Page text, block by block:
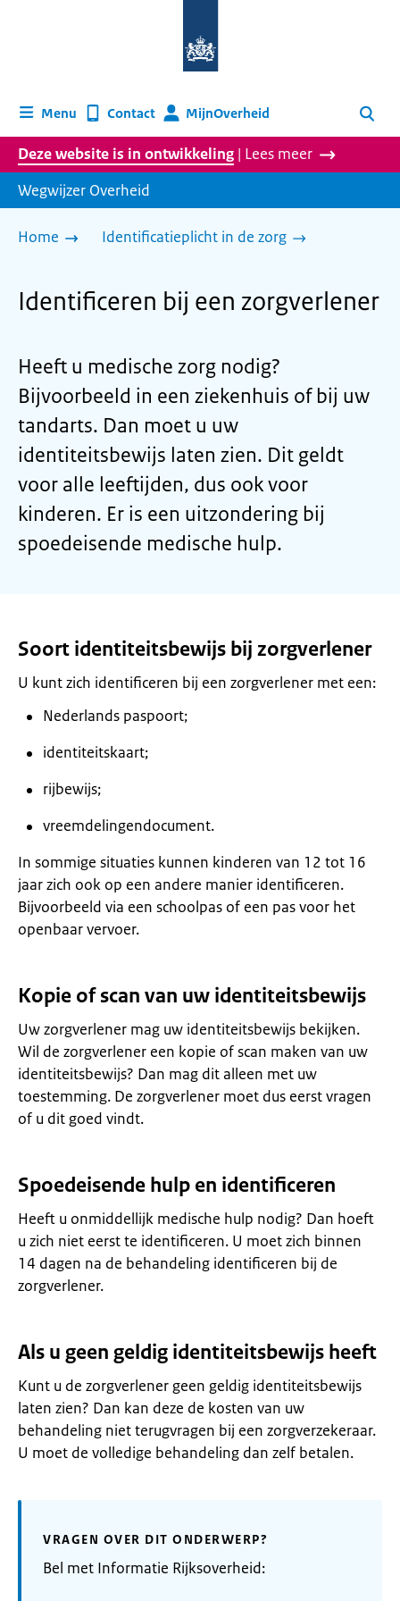
homepage
Menu Contact MijnOverheid Zoeken
Deze website is in ontwikkeling | Lees meer
Wegwijzer Overheid
Home Identificatieplicht in de zorg
Identificeren bij een zorgverlener
Heeft u medische zorg nodig?
Bijvoorbeeld in een ziekenhuis of bij uw
tandarts. Dan moet u uw
identiteitsbewijs laten zien. Dit geldt
voor alle leeftijden, dus ook voor
kinderen. Er is een uitzondering bij
spoedeisende medische hulp.
Soort identiteitsbewijs bij zorgverlener
U kunt zich identificeren bij een zorgverlener met een:
Nederlands paspoort;
identiteitskaart;
rijbewijs;
vreemdelingendocument.
In sommige situaties kunnen kinderen van 12 tot 16
jaar zich ook op een andere manier identificeren.
Bijvoorbeeld via een schoolpas of een pas voor het
openbaar vervoer.
Kopie of scan van uw identiteitsbewijs
Uw zorgverlener mag uw identiteitsbewijs bekijken.
Wil de zorgverlener een kopie of scan maken van uw
identiteitsbewijs? Dan mag dit alleen met uw
toestemming. De zorgverlener moet dus eerst vragen
of u dit goed vindt.
Spoedeisende hulp en identificeren
Heeft u onmiddellijk medische hulp nodig? Dan hoeft
u zich niet eerst te identificeren. U moet zich binnen
14 dagen na de behandeling identificeren bij de
zorgverlener.
Als u geen geldig identiteitsbewijs heeft
Kunt u de zorgverlener geen geldig identiteitsbewijs
laten zien? Dan kan deze de kosten van uw
behandeling niet terugvragen bij een zorgverzekeraar.
U moet de volledige behandeling dan zelf betalen.
VRAGEN OVER DIT ONDERWERP?
Bel met Informatie Rijksoverheid: